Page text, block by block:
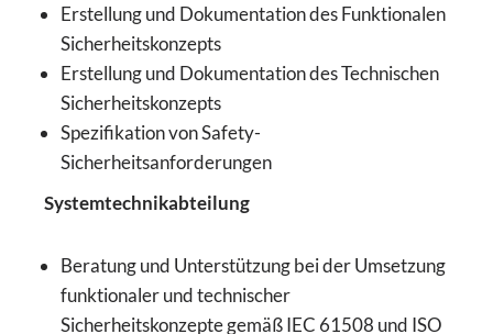
Erstellung und Dokumentation des Funktionalen
Sicherheitskonzepts
Erstellung und Dokumentation des Technischen
Sicherheitskonzepts
Spezifikation von Safety-
Sicherheitsanforderungen
Systemtechnikabteilung
Beratung und Unterstützung bei der Umsetzung
funktionaler und technischer
Sicherheitskonzepte gemäß IEC 61508 und ISO